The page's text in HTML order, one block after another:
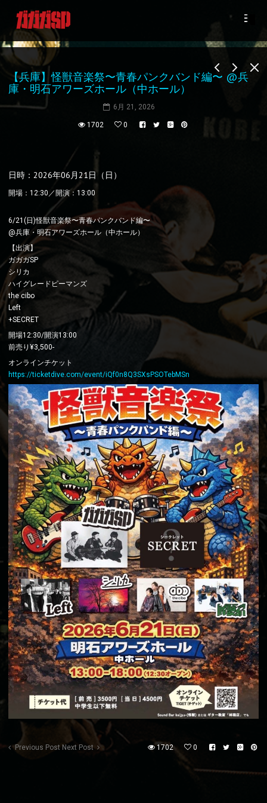
【兵庫】怪獣音楽祭〜青春パンクバンド編〜 @兵
庫・明石アワーズホール（中ホール）
6月 21, 2026
1702 0
日時：2026年06月21日（日）
開場：12:30／開演：13:00
6/21(日)怪獣音楽祭〜青春パンクバンド編〜
@兵庫・明石アワーズホール（中ホール）
【出演】
ガガガSP
シリカ
ハイグレードピーマンズ
the cibo
Left
+SECRET
開場12:30/開演13:00
前売り¥3,500-
オンラインチケット
https://ticketdive.com/event/iQf0n8Q3SXsPSOTebMSn
Previous Post Next Post 1702 0